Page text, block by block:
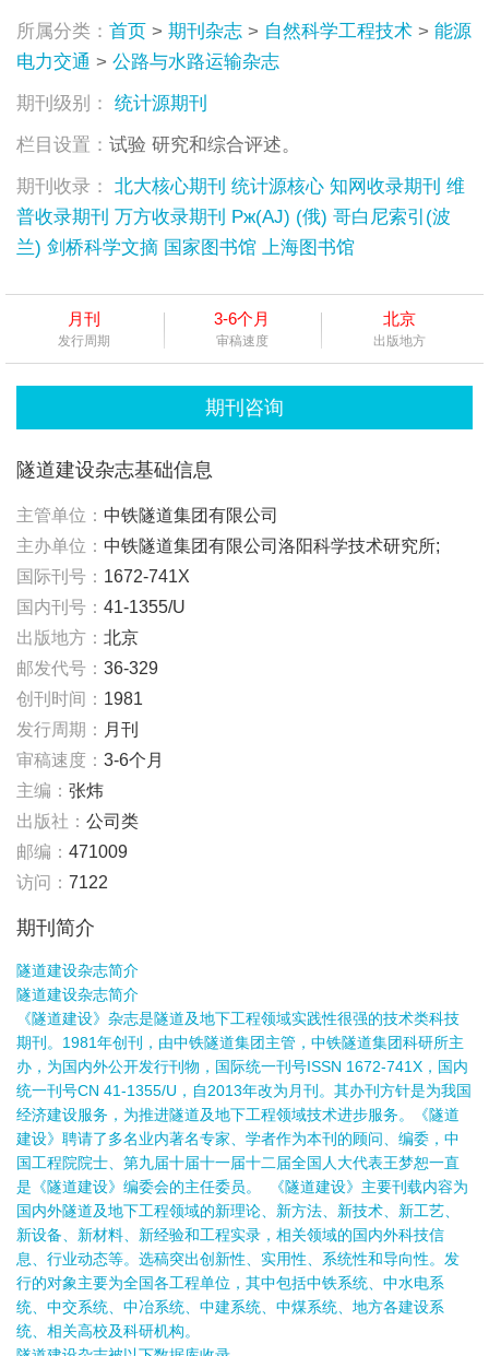
所属分类： 首页 > 期刊杂志 > 自然科学工程技术 > 能源
电力交通 > 公路与水路运输杂志
期刊级别：
统计源期刊
栏目设置： 试验 研究和综合评述。
期刊收录：
北大核心期刊 统计源核心 知网收录期刊 维
普收录期刊 万方收录期刊 Pж(AJ) (俄) 哥白尼索引(波
兰) 剑桥科学文摘 国家图书馆 上海图书馆
月刊
发行周期
3-6个月
审稿速度
北京
出版地方
期刊咨询
隧道建设杂志基础信息
主管单位： 中铁隧道集团有限公司
主办单位： 中铁隧道集团有限公司洛阳科学技术研究所;
国际刊号： 1672-741X
国内刊号： 41-1355/U
出版地方： 北京
邮发代号： 36-329
创刊时间： 1981
发行周期： 月刊
审稿速度： 3-6个月
主编： 张炜
出版社： 公司类
邮编： 471009
访问： 7122
期刊简介
隧道建设杂志简介
隧道建设杂志简介
《隧道建设》杂志是隧道及地下工程领域实践性很强的技术类科技
期刊。1981年创刊，由中铁隧道集团主管，中铁隧道集团科研所主
办，为国内外公开发行刊物，国际统一刊号ISSN 1672-741X，国内
统一刊号CN 41-1355/U，自2013年改为月刊。其办刊方针是为我国
经济建设服务，为推进隧道及地下工程领域技术进步服务。《隧道
建设》聘请了多名业内著名专家、学者作为本刊的顾问、编委，中
国工程院院士、第九届十届十一届十二届全国人大代表王梦恕一直
是《隧道建设》编委会的主任委员。 《隧道建设》主要刊载内容为
国内外隧道及地下工程领域的新理论、新方法、新技术、新工艺、
新设备、新材料、新经验和工程实录，相关领域的国内外科技信
息、行业动态等。选稿突出创新性、实用性、系统性和导向性。发
行的对象主要为全国各工程单位，其中包括中铁系统、中水电系
统、中交系统、中冶系统、中建系统、中煤系统、地方各建设系
统、相关高校及科研机构。